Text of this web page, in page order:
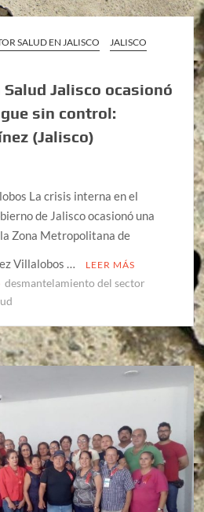
SALUD EN JALISCO
JALISCO
Jalisco ocasionó
sin control:
(Jalisco)
La crisis interna en el
de Jalisco ocasionó una
Zona Metropolitana de
Villalobos …
LEER MÁS
desmantelamiento del sector